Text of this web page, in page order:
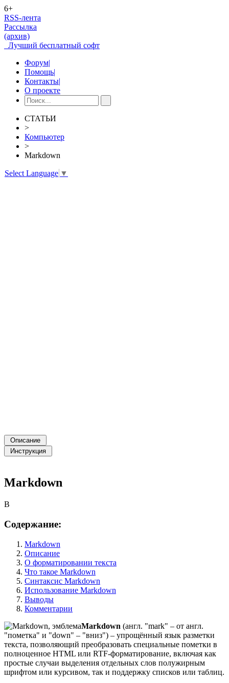
6+
RSS-лента
Рассылка
(архив)
Лучший бесплатный софт
Форум|
Помощь|
Контакты|
О проекте
СТАТЬИ
>
Компьютер
>
Markdown
Select Language ▼
Markdown
B
Содержание:
Markdown
Описание
О форматировании текста
Что такое Markdown
Синтаксис Markdown
Использование Markdown
Выводы
Комментарии
Markdown (англ. "mark" – от англ.
"пометка" и "down" – "вниз") – упрощённый язык разметки
текста, позволяющий преобразовать специальные пометки в
полноценное HTML или RTF-форматирование, включая как
простые случаи выделения отдельных слов полужирным
шрифтом или курсивом, так и поддержку списков или таблиц.